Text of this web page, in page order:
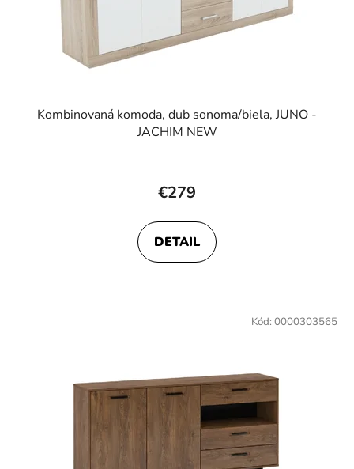
Kombinovaná komoda, dub sonoma/biela, JUNO -
JACHIM NEW
€279
DETAIL
Kód: 0000303565